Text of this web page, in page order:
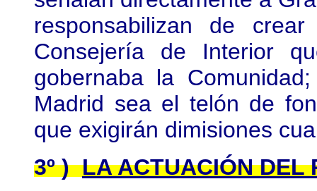
responsabilizan de
Consejería de Interior
gobernaba la
Madrid sea el telón de
que exigirán dimisiones
3º )LA ACTUACIÓN DEL